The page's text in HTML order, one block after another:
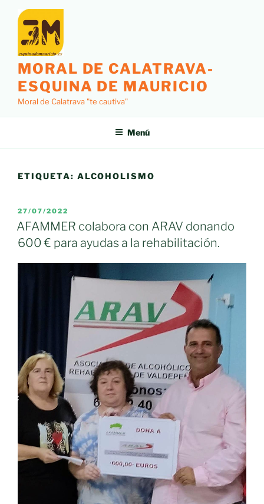
contenido
MORAL DE CALATRAVA-
ESQUINA DE MAURICIO
Moral de Calatrava "te cautiva"
Menú
ETIQUETA: ALCOHOLISMO
PUBLICADO
EL
27/07/2022
AFAMMER colabora con ARAV donando
600 € para ayudas a la rehabilitación.